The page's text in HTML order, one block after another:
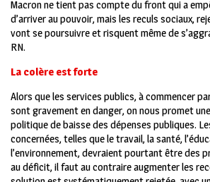
Macron ne tient pas compte du front qui a
d’arriver au pouvoir, mais les reculs sociaux,
vont se poursuivre et risquent même de
RN.
La colère est forte
Alors que les services publics, à commencer
sont gravement en danger, on nous promet
politique de baisse des dépenses publiques.
concernées, telles que le travail, la santé,
l’environnement, devraient pourtant être des
au déficit, il faut au contraire augmenter les